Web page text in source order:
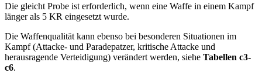
Die gleicht Probe ist erforderlich, wenn eine Waffe in einem Kampf
länger als 5 KR eingesetzt wurde.
Die Waffenqualität kann ebenso bei besonderen Situationen im
Kampf (Attacke- und Paradepatzer, kritische Attacke und
herausragende Verteidigung) verändert werden, siehe Tabellen c3-
c6.